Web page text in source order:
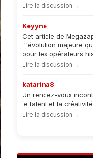
Lire la discussion →
Keyyne
Cet article de
l''évolution majeure
pour les opérateurs
Lire la discussion →
katarina8
Un rendez-vous
le talent et la
Lire la discussion →